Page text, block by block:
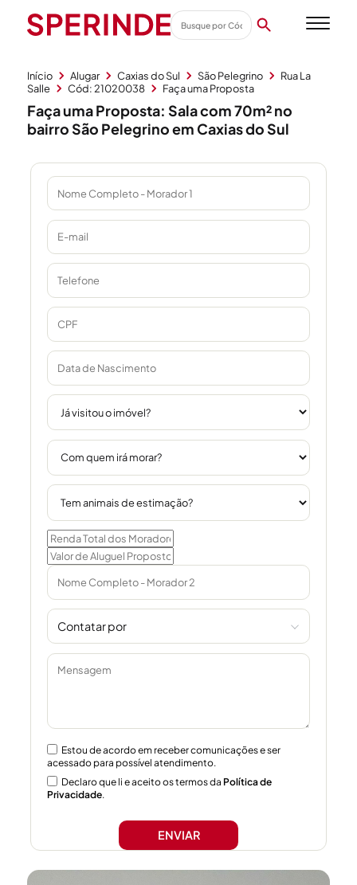
Início Alugar Caxias do Sul São Pelegrino
Rua La
Salle
Cód: 21020038 Faça uma Proposta
Faça uma Proposta: Sala com 70m² no
bairro São Pelegrino em Caxias do Sul
Contatar por
Estou de acordo em receber comunicações e ser
acessado para possível atendimento.
Declaro que li e aceito os termos da Política de
Privacidade.